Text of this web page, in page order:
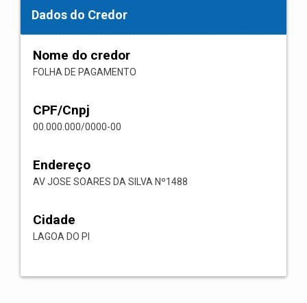
Dados do Credor
Nome do credor
FOLHA DE PAGAMENTO
CPF/Cnpj
00.000.000/0000-00
Endereço
AV JOSE SOARES DA SILVA Nº1488
Cidade
LAGOA DO PI